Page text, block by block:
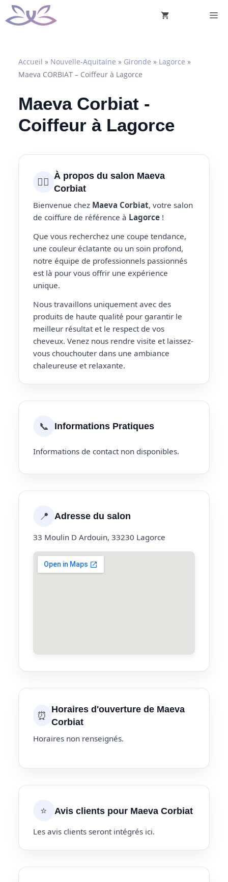
Aller
au
Accueil » Nouvelle-Aquitaine » Gironde » Lagorce »
Maeva CORBIAT – Coiffeur à Lagorce
Maeva Corbiat -
Coiffeur à Lagorce
💇‍♀️ À propos du salon Maeva
Corbiat
Bienvenue chez Maeva Corbiat, votre salon
de coiffure de référence à Lagorce !
Que vous recherchez une coupe tendance,
une couleur éclatante ou un soin profond,
notre équipe de professionnels passionnés
est là pour vous offrir une expérience
unique.
Nous travaillons uniquement avec des
produits de haute qualité pour garantir le
meilleur résultat et le respect de vos
cheveux. Venez nous rendre visite et laissez-
vous chouchouter dans une ambiance
chaleureuse et relaxante.
📞 Informations Pratiques
Informations de contact non disponibles.
📍 Adresse du salon
33 Moulin D Ardouin, 33230 Lagorce
⏰
Horaires d'ouverture de Maeva
Corbiat
Horaires non renseignés.
⭐ Avis clients pour Maeva Corbiat
Les avis clients seront intégrés ici.